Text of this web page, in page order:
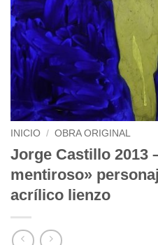
INICIO / OBRA ORIGINAL
Jorge Castillo 2013
mentiroso»
acrílico lienzo